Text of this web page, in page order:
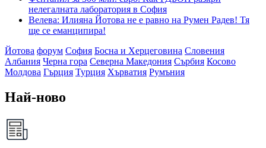
нелегалната лаборатория в София
Велева: Илияна Йотова не е равно на Румен Радев! Тя
ще се еманципира!
Йотова форум София Босна и Херцеговина Словения
Албания Черна гора Северна Македония Сърбия Косово
Молдова Гърция Турция Хърватия Румъния
Най-ново